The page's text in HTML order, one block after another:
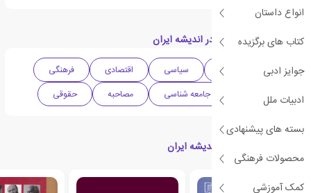
انواع داستان
کتاب های برگزیده
جوایز ادبی
ادبیات ملل
بسته های پیشنهادی
محصولات فرهنگی
کمک آموزشی
دسته بندی های کتاب در اندیشه ایران
ادبیات واقع گرایانه سیاسی اقتصادی
فرهنگی
ادبیات ایران
جامعه شناسی مصاحبه حقوقی
کتاب های مرتبط با در اندیشه ایران